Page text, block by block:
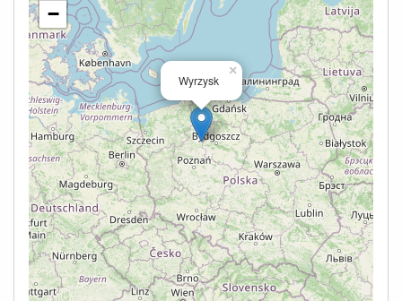
Wyrzysk
×
−